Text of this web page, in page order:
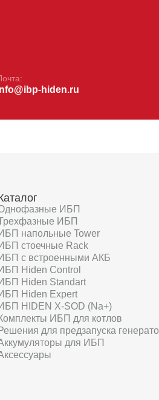
hiden.ru
ИБП
ИБП
напольные Tower
стоечные Rack
с встроенными АКБ
Hiden Control
Hiden Standart
Hiden Expert
HIDEN X-SOD (Na+)
Комплекты ИБП для котлов
Решения для предзапуска
для ИБП